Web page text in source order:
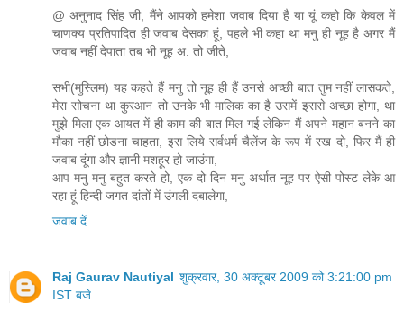
@ अनुनाद सिंह जी, मैंने आपको हमेशा जवाब दिया है या यूं कहो कि केवल में
चाणक्‍य प्रतिपादित ही जवाब देसका हूं, पहले भी कहा था मनु ही नूह है अगर मैं
जवाब नहीं देपाता तब भी नूह अ. तो जीते,
सभी(मुस्‍लिम) यह कहते हैं मनु तो नूह ही हैं उनसे अच्‍छी बात तुम नहीं लासकते,
मेरा सोचना था कुरआन तो उनके भी मालिक का है उसमें इससे अच्‍छा होगा, था
मुझे मिला एक आयत में ही काम की बात मिल गई लेकिन मैं अपने महान बनने का
मौका नहीं छोडना चाहता, इस लिये सर्वधर्म चैलेंज के रूप में रख दो, फिर मैं ही
जवाब दूंगा और ज्ञानी मशहूर हो जाउंगा,
आप मनु मनु बहुत करते हो, एक दो दिन मनु अर्थात नूह पर ऐसी पोस्‍ट लेके आ
रहा हूं हिन्‍दी जगत दांतों में उंगली दबालेगा,
जवाब दें
Raj Gaurav Nautiyal शुक्रवार, 30 अक्टूबर 2009 को 3:21:00 pm
IST बजे